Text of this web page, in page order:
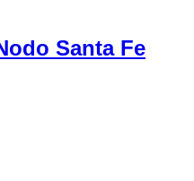
Santa Fe